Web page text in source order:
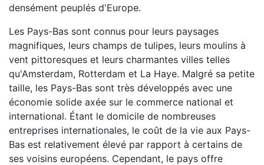
densément peuplés d'Europe.
Les Pays-Bas sont connus pour leurs paysages
magnifiques, leurs champs de tulipes, leurs moulins à
vent pittoresques et leurs charmantes villes telles
qu'Amsterdam, Rotterdam et La Haye. Malgré sa petite
taille, les Pays-Bas sont très développés avec une
économie solide axée sur le commerce national et
international. Étant le domicile de nombreuses
entreprises internationales, le coût de la vie aux Pays-
Bas est relativement élevé par rapport à certains de
ses voisins européens. Cependant, le pays offre